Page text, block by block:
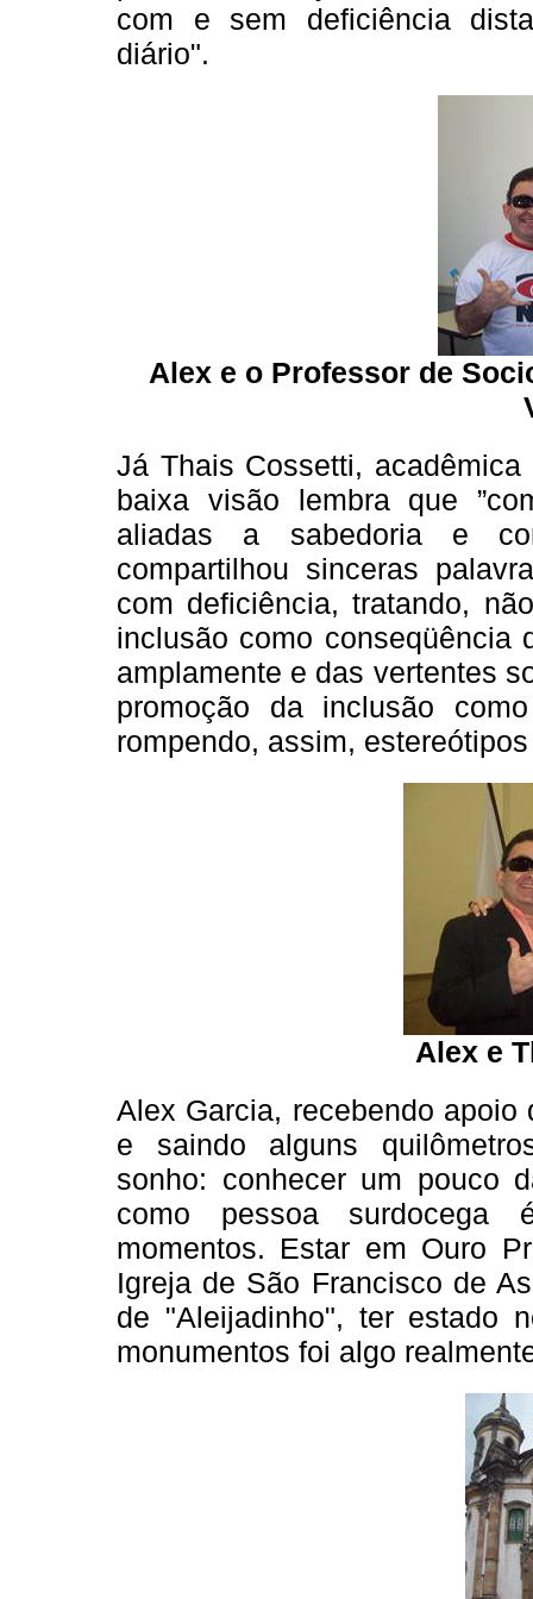
com e sem deficiência
diário".
Alex e o Professor de
Já Thais Cossetti,
baixa visão lembra que
aliadas a sabedoria e
compartilhou sinceras
com deficiência, tratando,
inclusão como conseqüência
amplamente e das vertentes
promoção da inclusão
rompendo, assim,
Alex e
Alex Garcia, recebendo apoio
e saindo alguns
sonho: conhecer um pouco
como pessoa surdocega
momentos. Estar em Ouro
Igreja de São Francisco de
de "Aleijadinho", ter estado
monumentos foi algo